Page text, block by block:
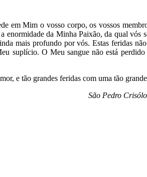
Mim o vosso corpo, os vossos
da Minha Paixão, da qual vós
mais profundo por vós. Estas feridas
suplício. O Meu sangue não está
e tão grandes feridas com uma tão
São Pedro